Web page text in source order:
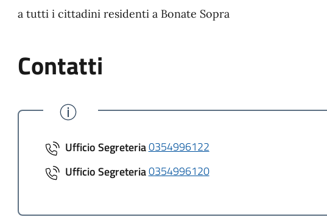
a tutti i cittadini residenti a Bonate Sopra
Contatti
Ufficio Segreteria0354996122
Ufficio Segreteria0354996120